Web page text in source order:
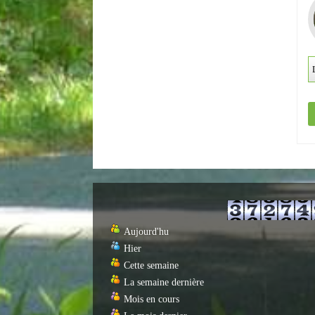
Aujourd'hu
Hier
Cette semaine
La semaine dernière
Mois en cours